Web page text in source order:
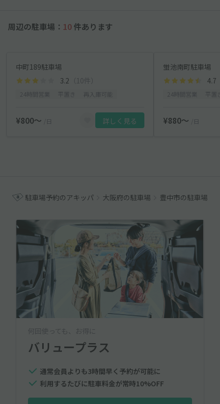
周辺の駐車場： 10 件あります
中町189駐車場
3.2 （10件）
¥800〜 /日 詳しく見る
蛍池南町駐車場
4.7
¥880〜 /日
駐車場予約のアキッパ 大阪府の駐車場 豊中市の駐車場
何回使っても、お得に
バリュープラス
通常会員よりも3時間早く予約が可能に
利用するたびに駐車料金が常時10%OFF